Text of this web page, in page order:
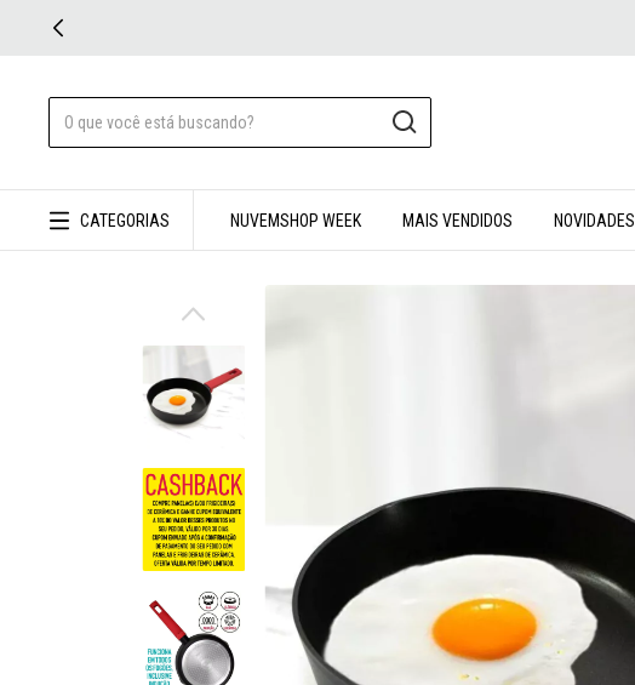
CATEGORIAS NUVEMSHOP WEEK MAIS VENDIDOS NOVIDADES